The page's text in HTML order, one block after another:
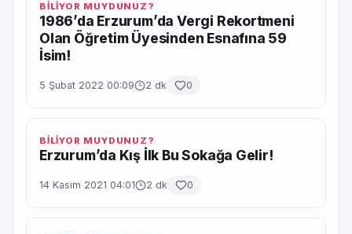
BİLİYOR MUYDUNUZ?
1986’da Erzurum’da Vergi Rekortmeni
Olan Öğretim Üyesinden Esnafına 59
İsim!
5 Şubat 2022 00:09 2 dk 0
BİLİYOR MUYDUNUZ?
Erzurum’da Kış İlk Bu Sokağa Gelir!
14 Kasım 2021 04:01 2 dk 0